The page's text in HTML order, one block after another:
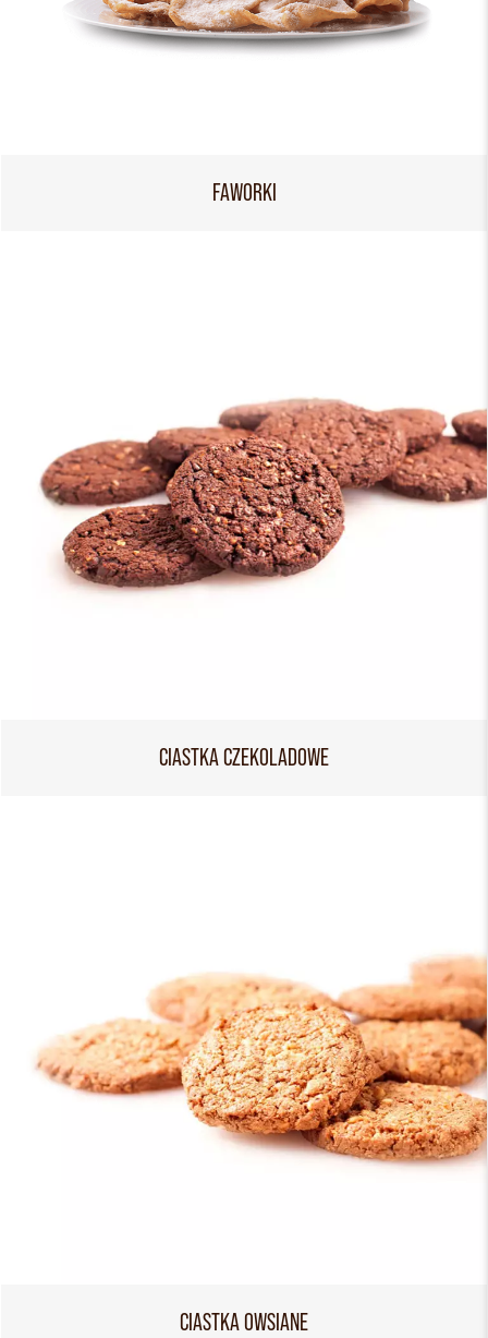
FAWORKI
CIASTKA CZEKOLADOWE
CIASTKA OWSIANE